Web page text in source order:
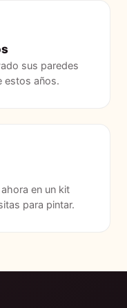
sus paredes
estos años.
en un kit
para pintar.